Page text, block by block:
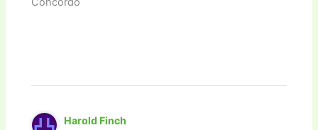
Harold Finch